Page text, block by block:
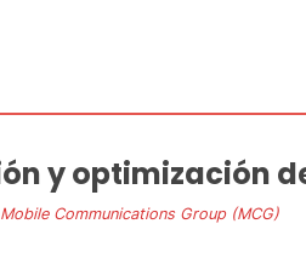
y optimización de
Mobile Communications Group (MCG)